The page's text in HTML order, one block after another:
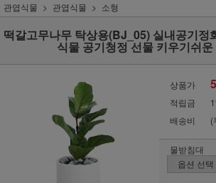
관엽식물 관엽식물 소형
떡갈고무나무 탁상용(BJ_05) 실내공기정
식물 공기청정 선물 키우기쉬
상품가
적립금
배송비
(
물받침대